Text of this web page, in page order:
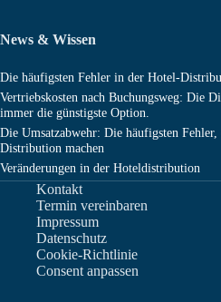
News & Wissen
Die häufigsten Fehler in der Hotel-
Vertriebskosten nach Buchungsweg: Die
immer die günstigste Option.
Die Umsatzabwehr: Die häufigsten
Distribution machen
Veränderungen in der Hoteldistribution
Kontakt
Termin vereinbaren
Impressum
Datenschutz
Cookie-Richtlinie
Consent anpassen